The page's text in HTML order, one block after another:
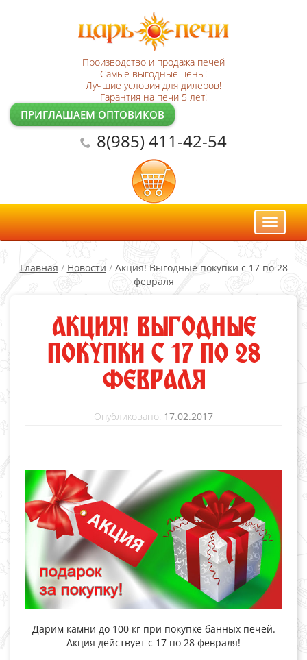
Производство и продажа печей
Самые выгодные цены!
Лучшие условия для дилеров!
Гарантия на печи 5 лет!
ПРИГЛАШАЕМ ОПТОВИКОВ
8(985) 411-42-54
Toggle
Главная / Новости / Акция! Выгодные покупки с 17 по 28
февраля
АКЦИЯ! ВЫГОДНЫЕ
ПОКУПКИ С 17 ПО 28
ФЕВРАЛЯ
Опубликовано: 17.02.2017
Дарим камни до 100 кг при покупке банных печей.
Акция действует с 17 по 28 февраля!